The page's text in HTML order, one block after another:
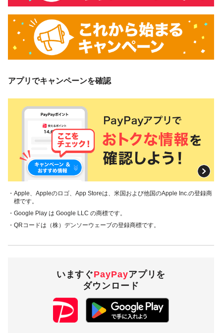
アプリでキャンペーンを確認
・Apple、Appleのロゴ、App Storeは、米国および他国のApple Inc.の登録商
標です。
・Google Play は Google LLC の商標です。
・QRコードは（株）デンソーウェーブの登録商標です。
いますぐPayPayアプリを
ダウンロード